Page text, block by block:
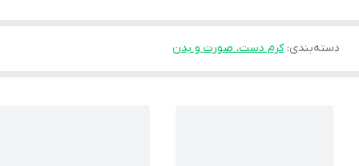
دسته‌بندی:کرم دست، صورت و بدن